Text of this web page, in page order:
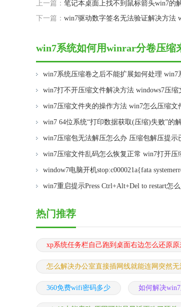
上一篇： 笔记本桌面上找不到鼠标箭头win7的
下一篇： win7驱动数字签名无法验证解决方法
win7系统如何用winrar分卷压缩
win7压缩文件夹的操作方法 win7怎么压缩文
win7压缩包无法解压怎么办 压缩包解压提示
热门推荐
xp系统任务栏自己跑到桌面右边怎么还原
怎么解决办公室直接插网线就能连网突然
360免费wifi密码多少 如何解决